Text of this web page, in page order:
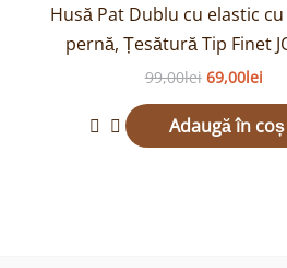
Husă Pat Dublu cu elastic
pernă, Țesătură Tip Finet
99,00lei 69,00lei
Adaugă în coș